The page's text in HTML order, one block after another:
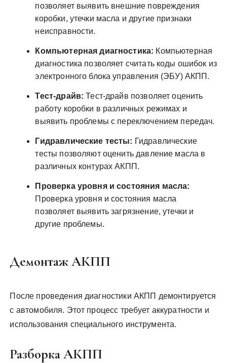
позволяет выявить внешние повреждения
коробки, утечки масла и другие признаки
неисправности.
Компьютерная диагностика: Компьютерная
диагностика позволяет считать коды ошибок из
электронного блока управления (ЭБУ) АКПП.
Тест-драйв: Тест-драйв позволяет оценить
работу коробки в различных режимах и
выявить проблемы с переключением передач.
Гидравлические тесты: Гидравлические
тесты позволяют оценить давление масла в
различных контурах АКПП.
Проверка уровня и состояния масла:
Проверка уровня и состояния масла
позволяет выявить загрязнение, утечки и
другие проблемы.
Демонтаж АКПП
После проведения диагностики АКПП демонтируется
с автомобиля. Этот процесс требует аккуратности и
использования специального инструмента.
Разборка АКПП